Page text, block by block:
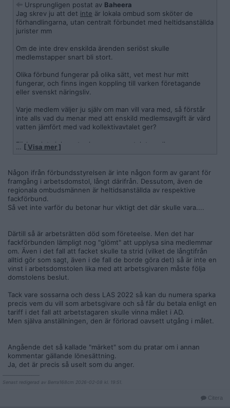
Ursprungligen postat av Baheera
Jag skrev ju att det inte är lokala ombud som sköter de
förhandlingarna, utan centralt förbundet med heltidsanställda
jurister mm
Om de inte drev enskilda ärenden seriöst skulle
medlemstapper snart bli stort.
Olika förbund fungerar på olika sätt, vet mest hur mitt
fungerar, och finns ingen koppling till varken företagande
eller svenskt näringsliv.
Varje medlem väljer ju själv om man vill vara med, så förstår
inte alls vad du menar med att enskild medlemsavgift är värd
vatten jämfört med vad kollektivavtalet ger?
Förbundets inkomster kommer av antalet medlemmar ggr
medlemsavgiften. Du menar att man skulle kasta enskilda
individens medlemsavgift att driva ärendet?
Så funkar det INTE i praktiken (har tillräckligt insyn för veta
detta), men förstår din tanke.
… [ Visa mer ]
Någon ifrån förbundsstyrelsen är inte någon form av garant för
framgång i arbetsdomstol, långt därifrån. Dessutom, även de
regionala ombudsmännen är heltidsanställda av respektive
fackförbund.
Så vet inte varför du betonar hur viktigt det där skulle vara....
Därtill så är arbetsrätten död som företeelse. Men det har
fackförbunden lämpligt nog "glömt" att upplysa sina medlemmar
om. Även i det fall att facket skulle ta strid (vilket de långtifrån
alltid gör som sagt, även i de fall de borde göra det) så är inte en
vinst i arbetsdomstolen lika med att arbetsgivaren måste följa
domstolens beslut.
Tack vare sossarna och dess LAS 2022 så kan du numera sparka
precis vem du vill som arbetsgivare och så får du betala enligt en
tariff i det fall att arbetstagaren skulle vinna målet i AD.
Men själva anställningen, den är förlorad oavsett utgång i målet.
Angående det så kallade "märket" som du pratar om i annan
kommentar gällande lönesättning.
Ja, det är precis så uselt som du anger.
Senast redigerad av Berra168cm 2026-02-08 kl. 19:51.
Citera